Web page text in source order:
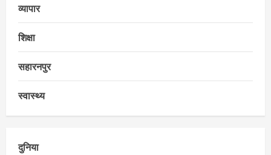
व्यापार
शिक्षा
सहारनपुर
स्वास्थ्य
दुनिया